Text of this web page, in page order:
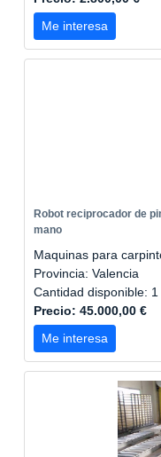
Me interesa
Robot reciprocador de
mano
Maquinas para
Provincia: Valencia
Cantidad disponible: 1
Precio: 45.000,00 €
Me interesa